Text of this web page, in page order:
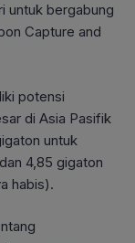
untuk bergabung
Capture and
potensi
di Asia Pasifik
untuk
4,85 gigaton
habis).